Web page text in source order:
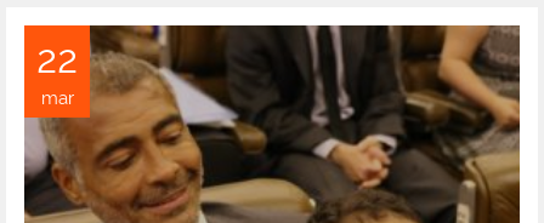
22
mar